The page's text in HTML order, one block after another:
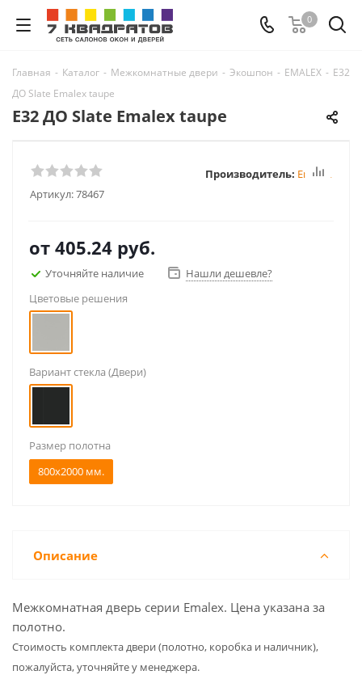
0
Главная - Каталог - Межкомнатные двери - Экошпон - EMALEX - E32
ДО Slate Emalex taupe
E32 ДО Slate Emalex taupe
Артикул:78467
Производитель: Emalex
от 405.24 руб.
Уточняйте наличие
Нашли дешевле?
Цветовые решения
Вариант стекла (Двери)
Размер полотна
800x2000 мм.
Описание
Межкомнатная дверь серии Emalex. Цена указана за
полотно.
Cтоимость комплекта двери (полотно, коробка и наличник),
пожалуйста, уточняйте у менеджера.